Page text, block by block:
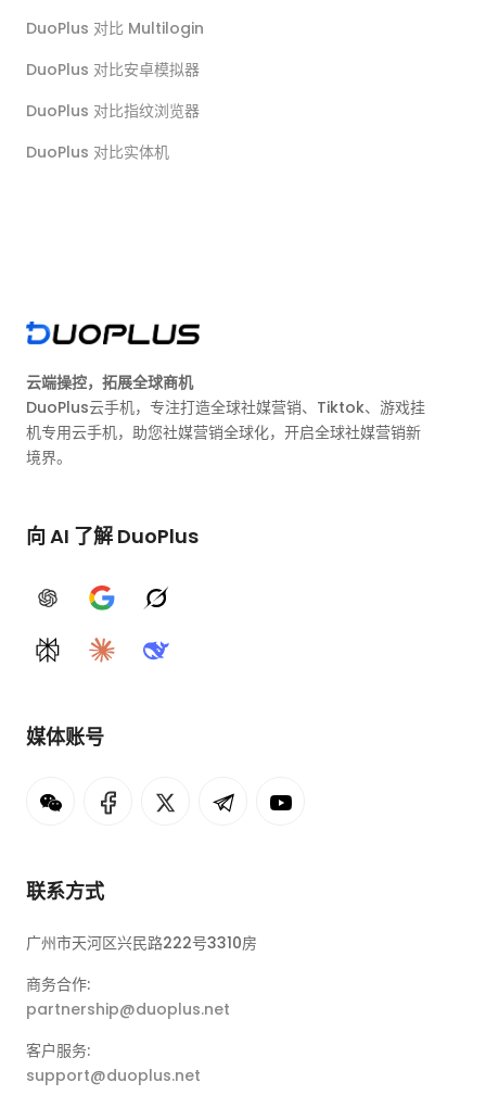
DuoPlus 对比 Multilogin
DuoPlus 对比安卓模拟器
DuoPlus 对比指纹浏览器
DuoPlus 对比实体机
云端操控，拓展全球商机
DuoPlus云手机，专注打造全球社媒营销、Tiktok、游戏挂
机专用云手机，助您社媒营销全球化，开启全球社媒营销新
境界。
向 AI 了解 DuoPlus
ChatGPTGoogle AIGrok
PerplexityClaudeDeepSeek
媒体账号
联系方式
广州市天河区兴民路222号3310房
商务合作:
partnership@duoplus.net
客户服务:
support@duoplus.net